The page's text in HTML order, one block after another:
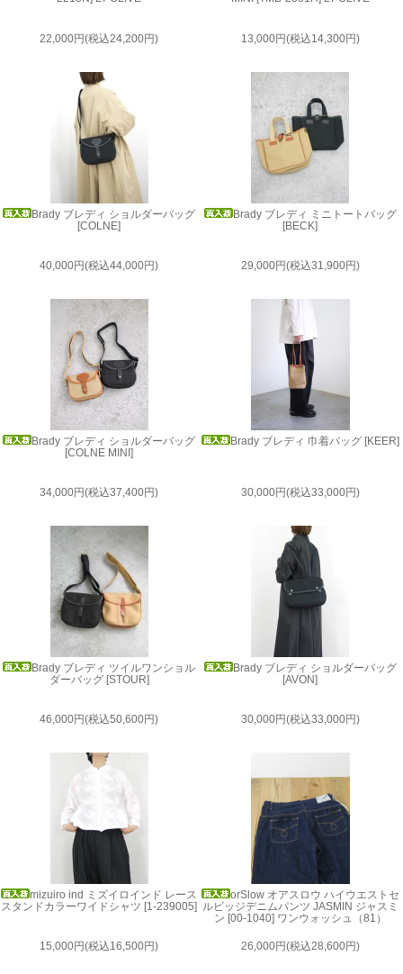
22,000円(税込24,200円) 13,000円(税込14,300円)
Brady ブレディ ショルダーバッグ
[COLNE]
40,000円(税込44,000円)
Brady ブレディ ミニトートバッグ
[BECK]
29,000円(税込31,900円)
Brady ブレディ ショルダーバッグ
[COLNE MINI]
34,000円(税込37,400円)
Brady ブレディ 巾着バッグ [KEER]
30,000円(税込33,000円)
Brady ブレディ ツイルワンショル
ダーバッグ [STOUR]
46,000円(税込50,600円)
Brady ブレディ ショルダーバッグ
[AVON]
30,000円(税込33,000円)
mizuiro ind ミズイロインド レース
スタンドカラーワイドシャツ [1-239005]
15,000円(税込16,500円)
orSlow オアスロウ ハイウエストセ
ルビッジデニムパンツ JASMIN ジャスミ
ン [00-1040] ワンウォッシュ（81）
26,000円(税込28,600円)